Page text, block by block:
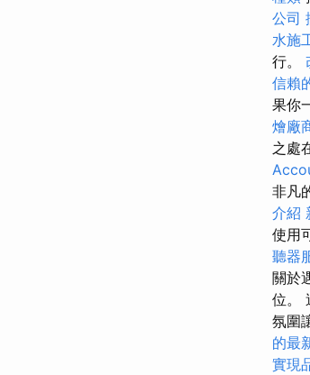
公司
水施
行。
信賴
果你
燴廠
之處
非凡
介紹
使用
聽器
關於
位。
氛圍
的最
實現